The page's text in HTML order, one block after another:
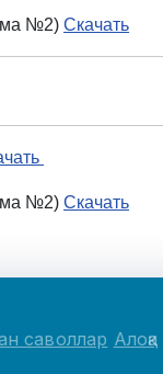
№2) Скачать
№2) Скачать
саволлар Алоқа